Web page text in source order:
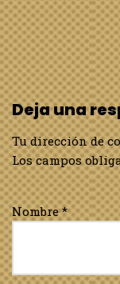
Deja una
Tu dirección de
Los campos
Nombre*